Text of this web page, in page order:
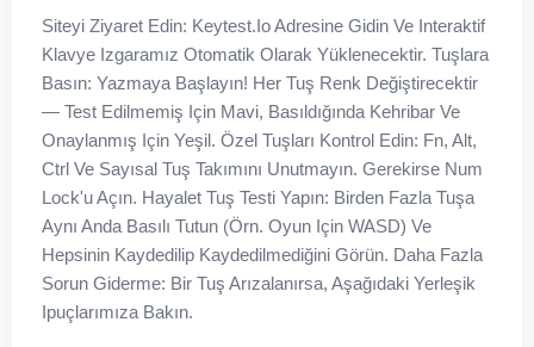
Siteyi Ziyaret Edin: Keytest.io Adresine Gidin Ve Interaktif
Klavye Izgaramız Otomatik Olarak Yüklenecektir. Tuşlara
Basın: Yazmaya Başlayın! Her Tuş Renk Değiştirecektir
— Test Edilmemiş Için Mavi, Basıldığında Kehribar Ve
Onaylanmış Için Yeşil. Özel Tuşları Kontrol Edin: Fn, Alt,
Ctrl Ve Sayısal Tuş Takımını Unutmayın. Gerekirse Num
Lock'u Açın. Hayalet Tuş Testi Yapın: Birden Fazla Tuşa
Aynı Anda Basılı Tutun (örn. Oyun Için WASD) Ve
Hepsinin Kaydedilip Kaydedilmediğini Görün. Daha Fazla
Sorun Giderme: Bir Tuş Arızalanırsa, Aşağıdaki Yerleşik
Ipuçlarımıza Bakın.